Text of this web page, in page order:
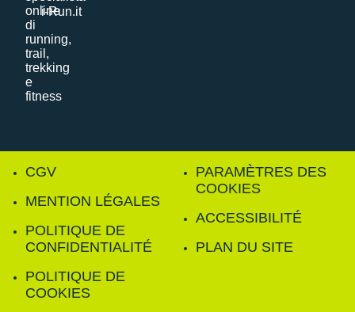
i-Run.it
CGV
MENTION LÉGALES
POLITIQUE DE
CONFIDENTIALITÉ
POLITIQUE DE
COOKIES
PARAMÈTRES DES
COOKIES
ACCESSIBILITÉ
PLAN DU SITE